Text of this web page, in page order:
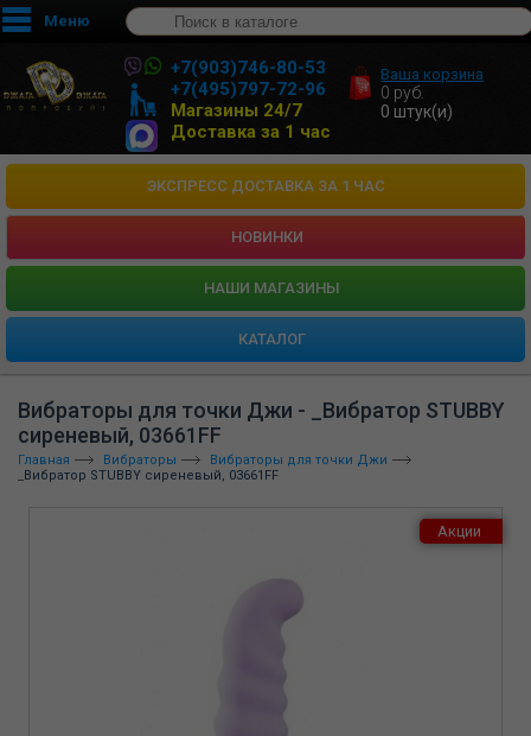
Меню
+7(903)746-80-53
+7(495)797-72-96
Магазины 24/7
Доставка за 1 час
Ваша корзина
0 руб.
0 штук(и)
ЭКСПРЕСС ДОСТАВКА ЗА 1 ЧАС
НОВИНКИ
HАШИ МАГАЗИНЫ
КАТАЛОГ
Вибраторы для точки Джи - _Вибратор STUBBY
сиреневый, 03661FF
Главная Вибраторы
Вибраторы для точки Джи
_Вибратор STUBBY сиреневый, 03661FF
Акции